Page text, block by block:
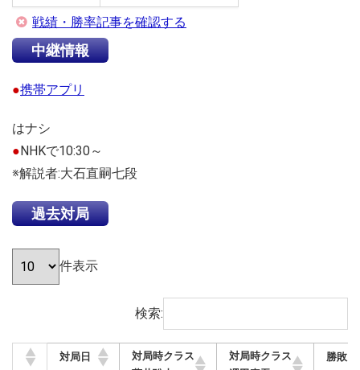
戦績・勝率記事を確認する
中継情報
●携帯アプリ
はナシ
●NHKで10:30～
※解説者:大石直嗣七段
過去対局
件表示
検索:
対局日
対局時クラス
対局時クラス
勝敗